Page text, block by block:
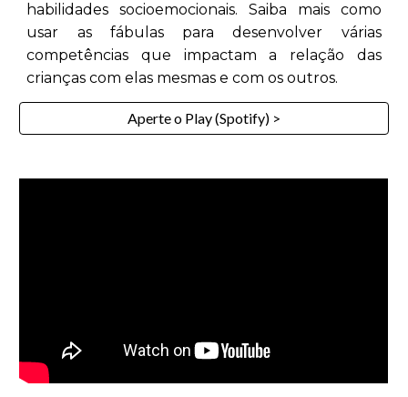
habilidades socioemocionais. Saiba mais como
usar as fábulas para desenvolver várias
competências que impactam a relação das
crianças com elas mesmas e com os outros.
Aperte o Play (Spotify) >